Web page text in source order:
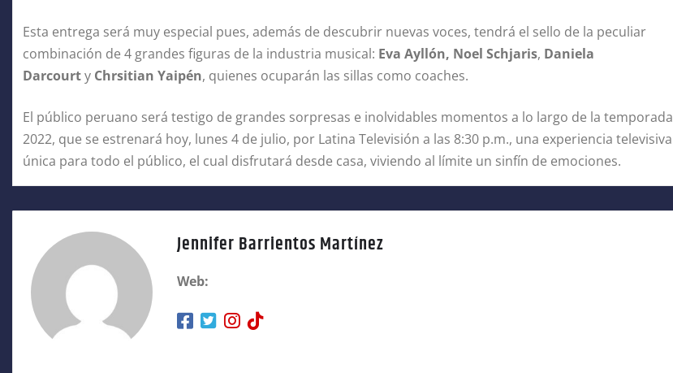
Esta entrega será muy especial pues, además de descubrir nuevas voces, tendrá el sello de la peculiar
combinación de 4 grandes figuras de la industria musical: Eva Ayllón, Noel Schjaris, Daniela
Darcourty Chrsitian Yaipén, quienes ocuparán las sillas como coaches.
El público peruano será testigo de grandes sorpresas e inolvidables momentos a lo largo de la temporada
2022, que se estrenará hoy, lunes 4 de julio, por Latina Televisión a las 8:30 p.m., una experiencia televisiva
única para todo el público, el cual disfrutará desde casa, viviendo al límite un sinfín de emociones.
Jennifer Barrientos Martínez
Web: